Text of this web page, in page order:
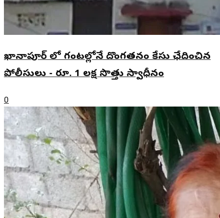
ఖానాపూర్ లో గంటల్లోనే దొంగతనం కేసు ఛేదించిన
పోలీసులు - రూ. 1 లక్ష సొత్తు స్వాధీనం
0